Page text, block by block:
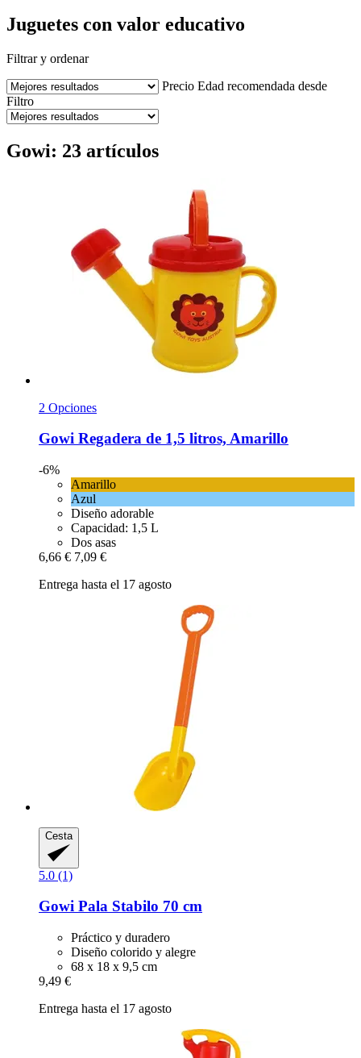
Juguetes con valor educativo
Filtrar y ordenar
Precio Edad recomendada desde
Filtro
Gowi: 23 artículos
2 Opciones
Gowi Regadera de 1,5 litros, Amarillo
-6%
Amarillo
Azul
Diseño adorable
Capacidad: 1,5 L
Dos asas
6,66 € 7,09 €
Entrega hasta el 17 agosto
Cesta
5.0 (1)
Gowi Pala Stabilo 70 cm
Práctico y duradero
Diseño colorido y alegre
68 x 18 x 9,5 cm
9,49 €
Entrega hasta el 17 agosto